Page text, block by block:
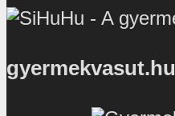
gyermekvasut.hu